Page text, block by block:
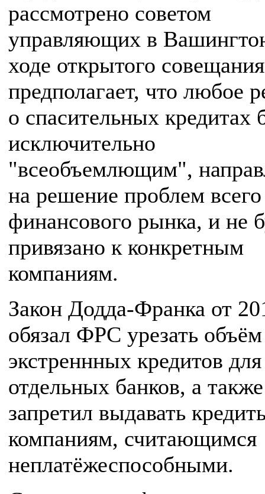
рассмотрено советом
управляющих в
ходе открытого
предполагает, что любое
о спасительных кредитах
исключительно
"всеобъемлющим",
на решение проблем всего
финансового рынка, и не
привязано к конкретным
компаниям.
Закон Додда-Франка от
обязал ФРС урезать объём
экстреннных кредитов для
отдельных банков, а также
запретил выдавать
компаниям, считающимся
неплатёжеспособными.